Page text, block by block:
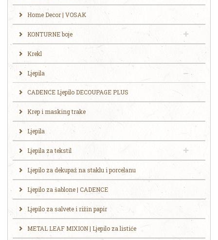
Home Decor | VOSAK
KONTURNE boje
Krekl
Ljepila
CADENCE Ljepilo DECOUPAGE PLUS
Krep i masking trake
Ljepila
Ljepila za tekstil
Ljepilo za dekupaž na staklu i porcelanu
Ljepilo za šablone | CADENCE
Ljepilo za salvete i rižin papir
METAL LEAF MIXION | Ljepilo za listiće